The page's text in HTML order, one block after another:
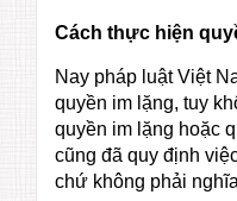
Cách thực hiện
Nay pháp luật Việt
quyền im lặng, tuy
quyền im lặng hoặc
cũng đã quy định
chứ không phải